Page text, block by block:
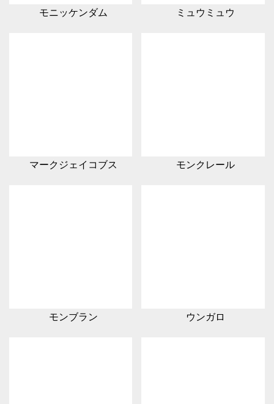
モニッケンダム ミュウミュウ
マークジェイコブス モンクレール
モンブラン ウンガロ